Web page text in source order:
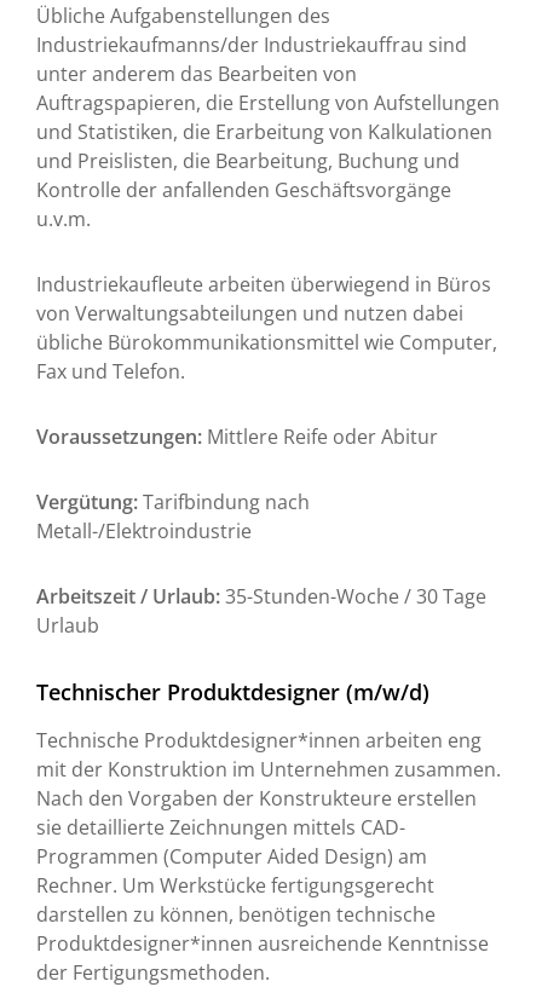
Übliche Aufgabenstellungen des
Industriekaufmanns/der Industriekauffrau sind
unter anderem das Bearbeiten von
Auftragspapieren, die Erstellung von Aufstellungen
und Statistiken, die Erarbeitung von Kalkulationen
und Preislisten, die Bearbeitung, Buchung und
Kontrolle der anfallenden Geschäftsvorgänge
u.v.m.
Industriekaufleute arbeiten überwiegend in Büros
von Verwaltungsabteilungen und nutzen dabei
übliche Bürokommunikationsmittel wie Computer,
Fax und Telefon.
Voraussetzungen: Mittlere Reife oder Abitur
Vergütung:Tarifbindung nach
Metall-/Elektroindustrie
Arbeitszeit / Urlaub:35-Stunden-Woche / 30 Tage
Urlaub
Technischer Produktdesigner (m/w/d)
Technische Produktdesigner*innen arbeiten eng
mit der Konstruktion im Unternehmen zusammen.
Nach den Vorgaben der Konstrukteure erstellen
sie detaillierte Zeichnungen mittels CAD-
Programmen (Computer Aided Design) am
Rechner. Um Werkstücke fertigungsgerecht
darstellen zu können, benötigen technische
Produktdesigner*innen ausreichende Kenntnisse
der Fertigungsmethoden.